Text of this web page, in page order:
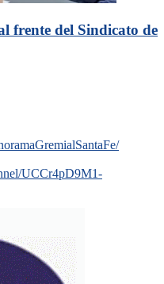
frente del Sindicato de
UCCr4pD9M1-